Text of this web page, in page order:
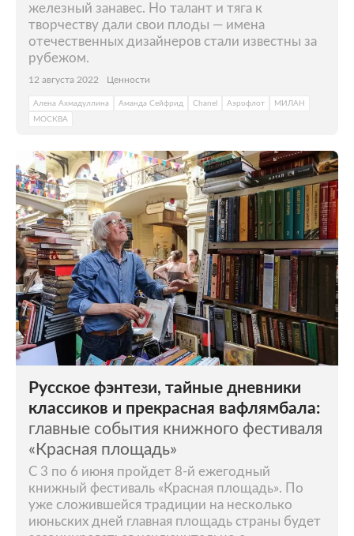
железный занавес. Но талант и тяга к
творчеству дали свои плоды — имена
отечественных дизайнеров стали известны за
рубежом.
12 августа 2022 Ценности
Алена Ахмадуллина Аманда Сейфрид Chanel Аэрофлот
МИЛАН
МОСКВА
Русское фэнтези, тайные дневники
классиков и прекрасная вафлямбала:
главные события книжного фестиваля
«Красная площадь»
С 3 по 6 июня пройдет 8-й ежегодный
книжный фестиваль «Красная площадь». По
уже сложившейся традиции на несколько
июньских дней главная площадь страны будет